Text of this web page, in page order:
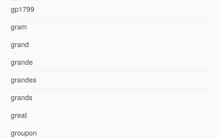
gp1799
gram
grand
grande
grandes
grands
great
groupon